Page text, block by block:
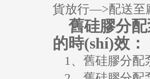
貨放行—>配送至
舊硅膠分配
的時(shí)效：
1、舊硅膠分配